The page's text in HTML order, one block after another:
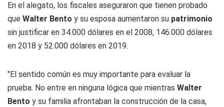
En el alegato, los fiscales aseguraron que tienen probado
que Walter Bento y su esposa aumentaron su patrimonio
sin justificar en 34.000 dólares en el 2008, 146.000 dólares
en 2018 y 52.000 dólares en 2019.
"El sentido común es muy importante para evaluar la
prueba. No entre en ninguna lógica que mientras Walter
Bento y su familia afrontaban la construcción de la casa,